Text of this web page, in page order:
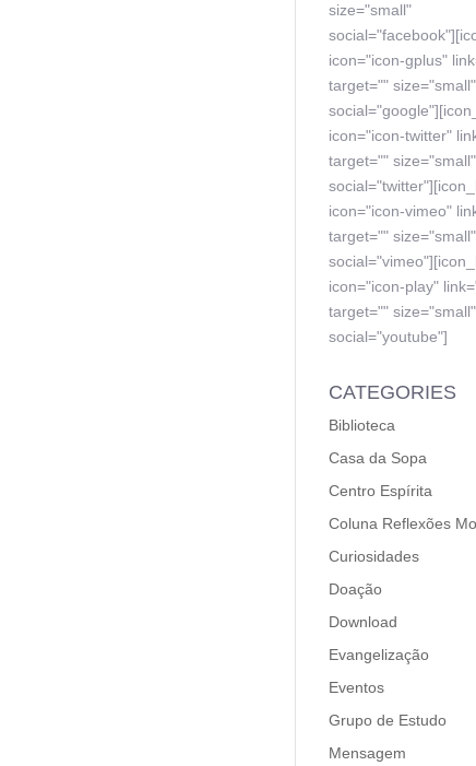
size="small"
icon="icon-gplus"
target="" size="small"
icon="icon-twitter"
target="" size="small"
icon="icon-vimeo"
target="" size="small"
icon="icon-play"
target="" size="small"
social="youtube"]
CATEGORIES
Biblioteca
Casa da Sopa
Centro Espírita
Coluna Reflexões
Curiosidades
Doação
Download
Evangelização
Eventos
Grupo de Estudo
Mensagem